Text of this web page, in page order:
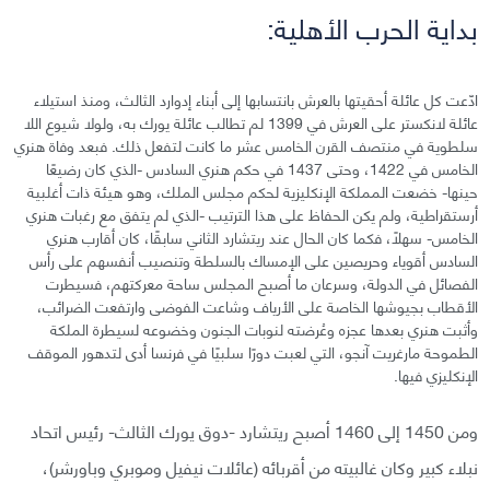
بداية الحرب الأهلية:
ادّعت كل عائلة أحقيتها بالعرش بانتسابها إلى أبناء إدوارد الثالث، ومنذ استيلاء
عائلة لانكستر على العرش في 1399 لم تطالب عائلة يورك به، ولوﻻ شيوع اللا
سلطوية في منتصف القرن الخامس عشر ما كانت لتفعل ذلك. فبعد وفاة هنري
الخامس في 1422، وحتى 1437 في حكم هنري السادس -الذي كان رضيعًا
حينها- خضعت المملكة الإنكليزية لحكم مجلس الملك، وهو هيئة ذات أغلبية
أرستقراطية، ولم يكن الحفاظ على هذا الترتيب -الذي لم يتفق مع رغبات هنري
الخامس- سهلًا، فكما كان الحال عند ريتشارد الثاني سابقًا، كان أقارب هنري
السادس أقوياء وحريصين على الإمساك بالسلطة وتنصيب أنفسهم على رأس
الفصائل في الدولة، وسرعان ما أصبح المجلس ساحة معركتهم، فسيطرت
الأقطاب بجيوشها الخاصة على الأرياف وشاعت الفوضى وارتفعت الضرائب،
وأثبت هنري بعدها عجزه وعُرضته لنوبات الجنون وخضوعه لسيطرة الملكة
الطموحة مارغريت آنجو، التي لعبت دورًا سلبيًا في فرنسا أدى لتدهور الموقف
الإنكليزي فيها.
ومن 1450 إلى 1460 أصبح ريتشارد -دوق يورك الثالث- رئيس اتحاد
نبلاء كبير وكان غالبيته من أقربائه (عائلات نيفيل وموبري وباورشر)،